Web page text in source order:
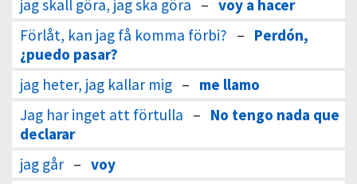
jag skall göra, jag ska göra – voy a hacer
Förlåt, kan jag få komma förbi? – Perdón,
¿puedo pasar?
jag heter, jag kallar mig – me llamo
Jag har inget att förtulla – No tengo nada que
declarar
jag går – voy